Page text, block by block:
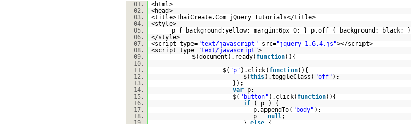
01.
<html>
02.
<head>
03.
<title>ThaiCreate.Com jQuery Tutorials</title>
04.
<style>
05.
p { background:yellow; margin:6px 0; } p.off { background: black; }
06.
</style>
07.
<script type="text/javascript" src="jquery-1.6.4.js"></script>
08.
<script type="text/javascript">
09.
$(document).ready( function(){
10.
11.
$( "p" ).click( function(){
12.
$(this).toggleClass( "off" );
13.
});
14.
var
p;
15.
$( "button" ).click( function(){
16.
if
( p ) {
17.
p.appendTo( "body" );
18.
p = null;